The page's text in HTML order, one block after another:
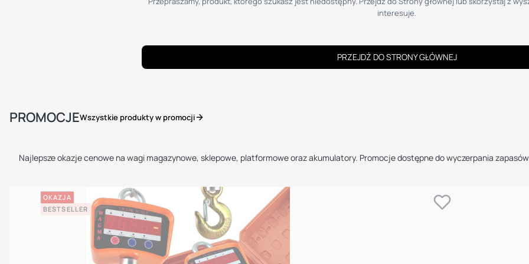
interesuje.
PRZEJDŹ DO STRONY GŁÓWNEJ
PROMOCJEWszystkie produkty w promocji
Najlepsze okazje cenowe na wagi magazynowe, sklepowe, platformowe oraz akumulatory. Promocje dostępne do wyczerpania
OKAZJA
BESTSELLER